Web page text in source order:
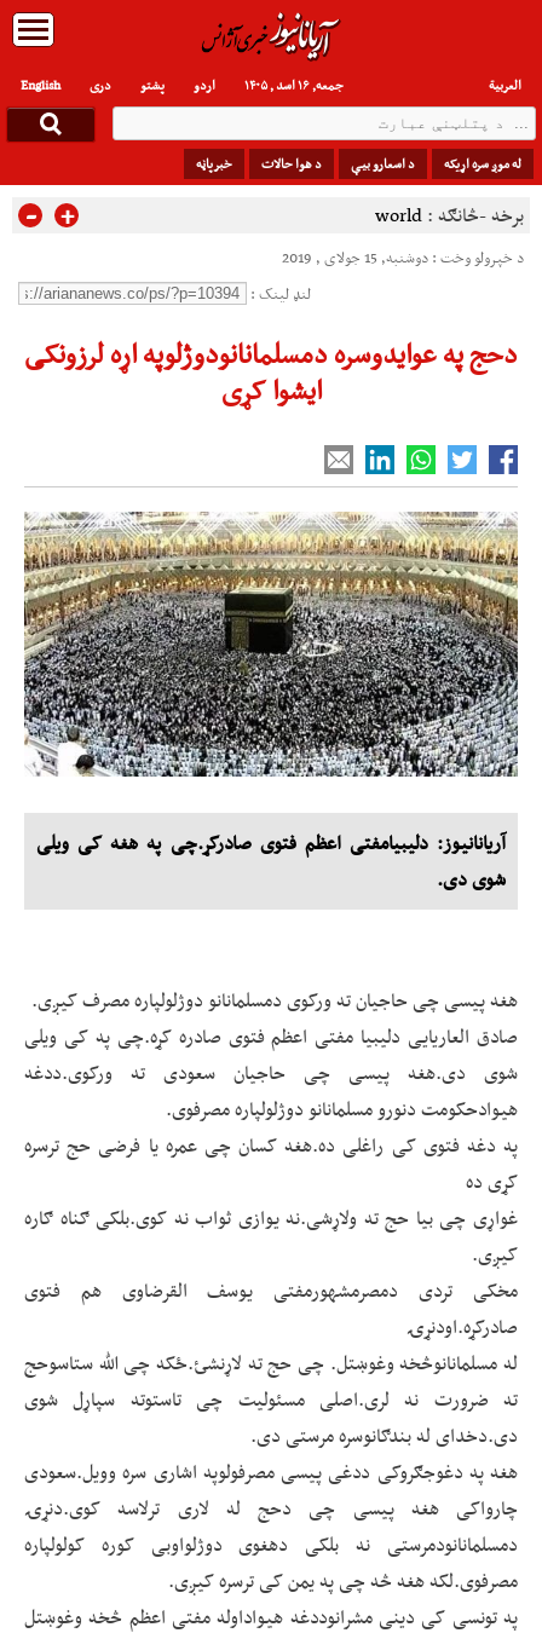
English دری پشتو العربیة اردو جمعه, ۱۶ اسد , ۱۴۰۵
له موږ سره اړیکه د اسعارو بیې د هوا حالات خبرپاڼه
برخه -څانګه : world
- +
د خپرولو وخت : دوشنبه, 15 جولای , 2019
لنډ لینک :
دحج په عوایدوسره دمسلمانانودوژلوپه اړه لرزونکی
ایشوا کړی
آریانانیوز: دلیبیامفتی اعظم فتوی صادرکړ.چی په هغه کی ویلی
شوی دی.
هغه پیسی چی حاجیان ته ورکوی دمسلمانانو دوژلولپاره مصرف کیږی.
صادق العاریایی دلیبیا مفتی اعظم فتوی صادره کړه.چی په کی ویلی
شوی دی.هغه پیسی چی حاجیان سعودی ته ورکوی.ددغه
هیوادحکومت دنورو مسلمانانو دوژلولپاره مصرفوی.
په دغه فتوی کی راغلی ده.هغه کسان چی عمره یا فرضی حج ترسره
کړی ده
غواړی چی بیا حج ته ولاړشی.نه یوازی ثواب نه کوی.بلکی ګناه ګاره
کیږی.
مخکی تردی دمصرمشهورمفتی یوسف القرضاوی هم فتوی
صادرکړه.اودنړۍ
له مسلمانانوڅخه وغوښتل. چی حج ته لاړنشئ.ځکه چی الله ستاسوحج
ته ضرورت نه لری.اصلی مسئولیت چی تاستوته سپاړل شوی
دی.دخدای له بندګانوسره مرستی دی.
هغه په دغوجګروکی ددغی پیسی مصرفولوپه اشاری سره وویل.سعودی
چارواکی هغه پیسی چی دحج له لاری ترلاسه کوی.دنړۍ
دمسلمانانودمرستی نه بلکی دهغوی دوژلواوبی کوره کولولپاره
مصرفوی.لکه هغه څه چی په یمن کی ترسره کیږی.
په تونسی کی دینی مشرانوددغه هیواداوله مفتی اعظم څخه وغوښتل